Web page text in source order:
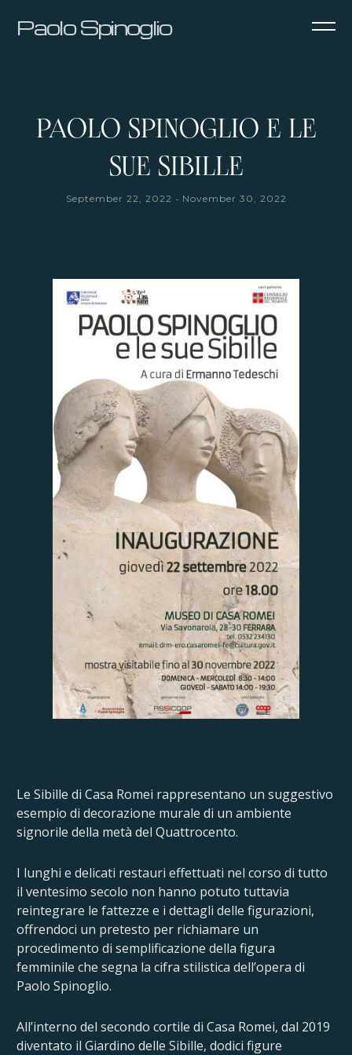
PAOLO SPINOGLIO E LE
SUE SIBILLE
September 22, 2022 - November 30, 2022
Le Sibille di Casa Romei rappresentano un suggestivo
esempio di decorazione murale di un ambiente
signorile della metà del Quattrocento.
I lunghi e delicati restauri effettuati nel corso di tutto
il ventesimo secolo non hanno potuto tuttavia
reintegrare le fattezze e i dettagli delle figurazioni,
offrendoci un pretesto per richiamare un
procedimento di semplificazione della figura
femminile che segna la cifra stilistica dell’opera di
Paolo Spinoglio.
All’interno del secondo cortile di Casa Romei, dal 2019
diventato il Giardino delle Sibille, dodici figure
Paolo Spinoglio